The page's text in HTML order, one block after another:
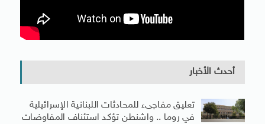
أحدث الأخبار
تعليق مفاجىء للمحادثات اللبنانية الإسرائيلية
في روما .. واشنطن تؤكد استئناف المفاوضات